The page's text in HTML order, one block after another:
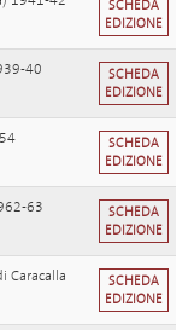
SCHEDA
EDIZIONE
40
SCHEDA
EDIZIONE
SCHEDA
EDIZIONE
63
SCHEDA
EDIZIONE
Caracalla
SCHEDA
EDIZIONE